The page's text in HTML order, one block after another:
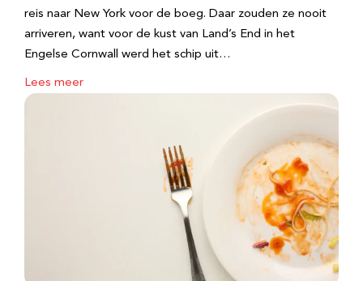
reis naar New York voor de boeg. Daar zouden ze nooit
arriveren, want voor de kust van Land’s End in het
Engelse Cornwall werd het schip uit…
Lees meer